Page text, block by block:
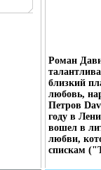
Роман
близкий
любовь,
Петров
году в
вошел в
любви,
спискам